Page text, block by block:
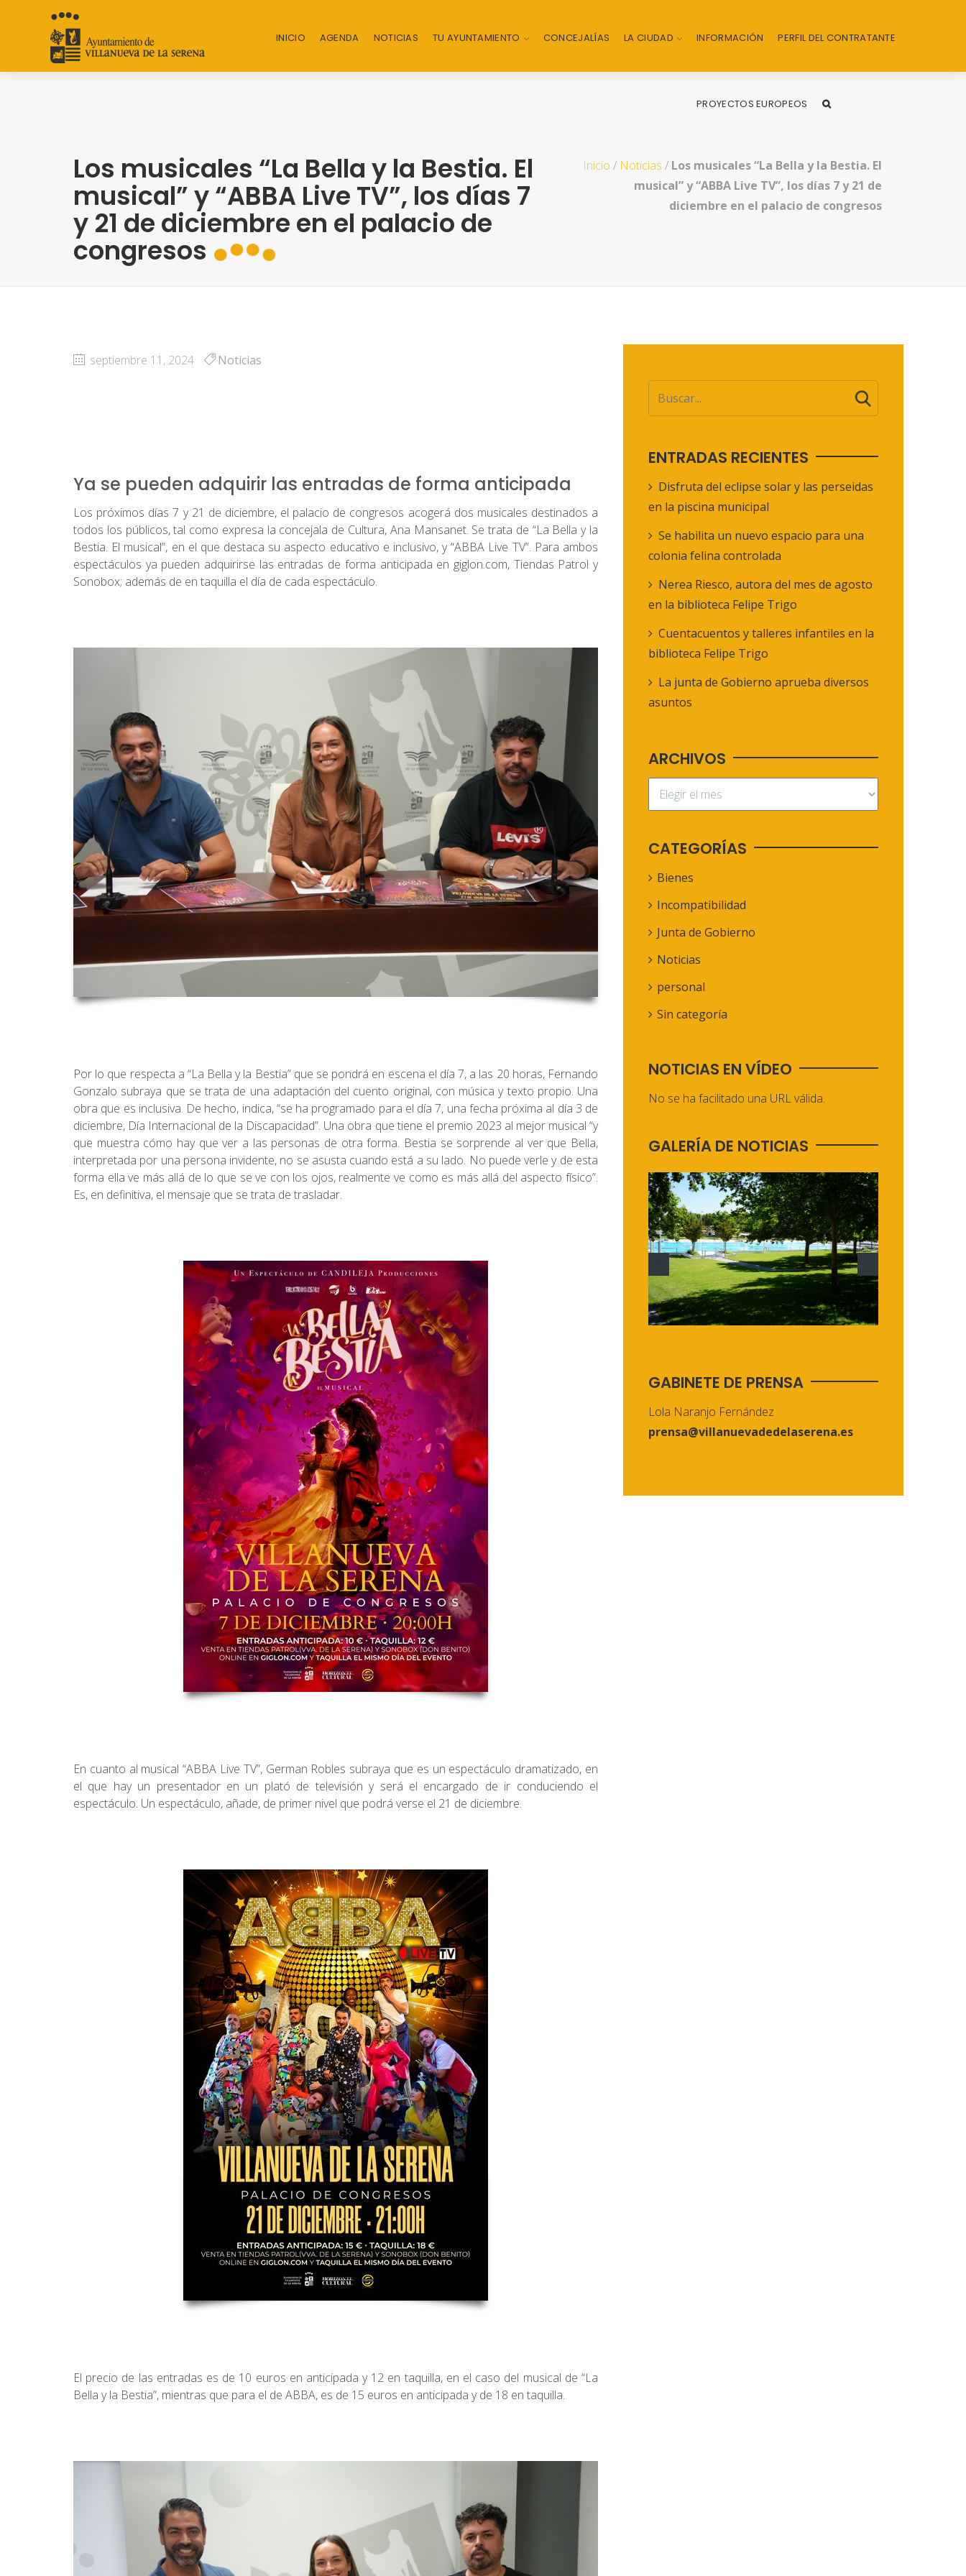
INICIO AGENDA NOTICIAS TU AYUNTAMIENTO CONCEJALÍAS LA CIUDAD INFORMACIÓN PERFIL DEL CONTRATANTE
PROYECTOS EUROPEOS
Los musicales “La Bella y la Bestia. El
musical” y “ABBA Live TV”, los días 7
y 21 de diciembre en el palacio de
congresos
Inicio / Noticias / Los musicales “La Bella y la Bestia. El
musical” y “ABBA Live TV”, los días 7 y 21 de
diciembre en el palacio de congresos
septiembre 11, 2024 Noticias
Ya se pueden adquirir las entradas de forma anticipada
Los próximos días 7 y 21 de diciembre, el palacio de congresos acogerá dos musicales destinados a
todos los públicos, tal como expresa la concejala de Cultura, Ana Mansanet. Se trata de “La Bella y la
Bestia. El musical”, en el que destaca su aspecto educativo e inclusivo, y “ABBA Live TV”. Para ambos
espectáculos ya pueden adquirirse las entradas de forma anticipada en giglon.com, Tiendas Patrol y
Sonobox; además de en taquilla el día de cada espectáculo.
Por lo que respecta a “La Bella y la Bestia” que se pondrá en escena el día 7, a las 20 horas, Fernando
Gonzalo subraya que se trata de una adaptación del cuento original, con música y texto propio. Una
obra que es inclusiva. De hecho, indica, “se ha programado para el día 7, una fecha próxima al día 3 de
diciembre, Día Internacional de la Discapacidad”. Una obra que tiene el premio 2023 al mejor musical “y
que muestra cómo hay que ver a las personas de otra forma. Bestia se sorprende al ver que Bella,
interpretada por una persona invidente, no se asusta cuando está a su lado. No puede verle y de esta
forma ella ve más allá de lo que se ve con los ojos, realmente ve como es más allá del aspecto físico”.
Es, en definitiva, el mensaje que se trata de trasladar.
En cuanto al musical “ABBA Live TV”, German Robles subraya que es un espectáculo dramatizado, en
el que hay un presentador en un plató de televisión y será el encargado de ir conduciendo el
espectáculo. Un espectáculo, añade, de primer nivel que podrá verse el 21 de diciembre.
El precio de las entradas es de 10 euros en anticipada y 12 en taquilla, en el caso del musical de “La
Bella y la Bestia”, mientras que para el de ABBA, es de 15 euros en anticipada y de 18 en taquilla.
ENTRADAS RECIENTES
Disfruta del eclipse solar y las perseidas
en la piscina municipal
Se habilita un nuevo espacio para una
colonia felina controlada
Nerea Riesco, autora del mes de agosto
en la biblioteca Felipe Trigo
Cuentacuentos y talleres infantiles en la
biblioteca Felipe Trigo
La junta de Gobierno aprueba diversos
asuntos
ARCHIVOS
CATEGORÍAS
Bienes
Incompatibilidad
Junta de Gobierno
Noticias
personal
Sin categoría
NOTICIAS EN VÍDEO
No se ha facilitado una URL válida.
GALERÍA DE NOTICIAS
GABINETE DE PRENSA
Lola Naranjo Fernández
prensa@villanuevadedelaserena.es